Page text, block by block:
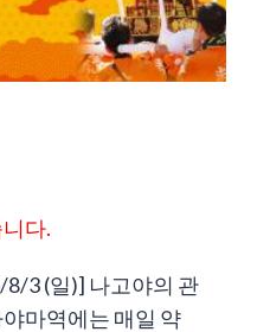
다.
3 (일)] 나고야의 관
마역에는 매일 약